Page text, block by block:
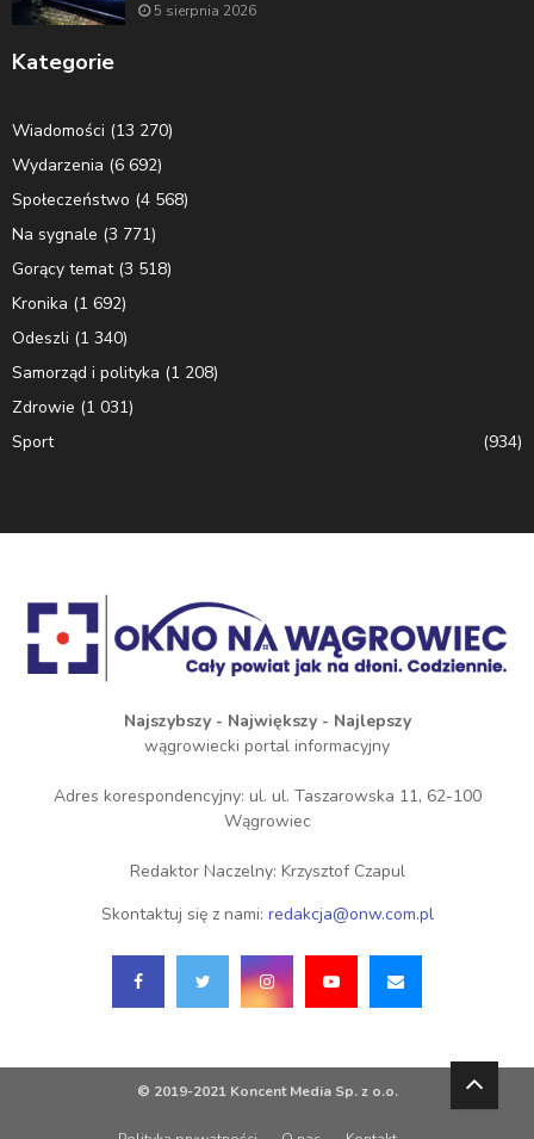
5 sierpnia 2026
Kategorie
Wiadomości (13 270)
Wydarzenia (6 692)
Społeczeństwo (4 568)
Na sygnale (3 771)
Gorący temat(3 518)
Kronika (1 692)
Odeszli (1 340)
Samorząd i polityka (1 208)
Zdrowie (1 031)
Sport
(934)
Najszybszy - Największy - Najlepszy
wągrowiecki portal informacyjny
Adres korespondencyjny: ul. ul. Taszarowska 11, 62-100
Wągrowiec
Redaktor Naczelny: Krzysztof Czapul
Skontaktuj się z nami: redakcja@onw.com.pl
© 2019-2021 Koncent Media Sp. z o.o.